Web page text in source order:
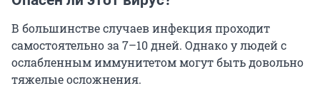
В большинстве случаев инфекция проходит
самостоятельно за 7–10 дней. Однако у людей с
ослабленным иммунитетом могут быть довольно
тяжелые осложнения.